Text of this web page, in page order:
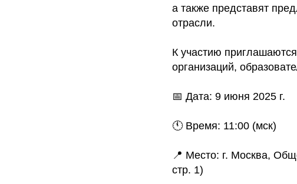
а также представят
отрасли.
К участию
организаций,
📅 Дата: 9 июня 2025 г.
🕚 Время: 11:00 (мск)
📍 Место: г. Москва,
стр. 1)